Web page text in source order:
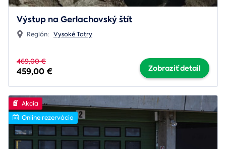
Výstup na Gerlachovský štít
Región: Vysoké Tatry
469,00 €
459,00 € Zobraziť detail
Akcia
Online rezervácia